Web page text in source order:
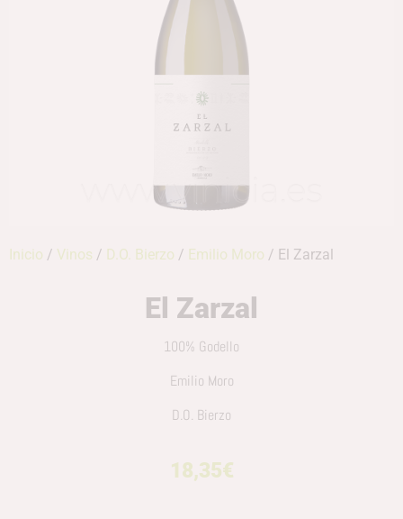
Inicio / Vinos / D.O. Bierzo / Emilio Moro / El Zarzal
El Zarzal
100% Godello
Emilio Moro
D.O. Bierzo
18,35€